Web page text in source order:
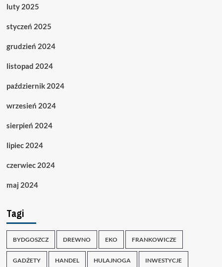
luty 2025
styczeń 2025
grudzień 2024
listopad 2024
październik 2024
wrzesień 2024
sierpień 2024
lipiec 2024
czerwiec 2024
maj 2024
Tagi
BYDGOSZCZ DREWNO EKO FRANKOWICZE
GADŻETY HANDEL HULAJNOGA INWESTYCJE